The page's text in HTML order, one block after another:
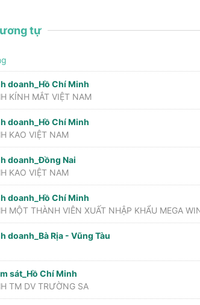
tự
doanh_Hồ Chí Minh
KÍNH MẮT VIỆT NAM
doanh_Hồ Chí Minh
KAO VIỆT NAM
doanh_Đồng Nai
KAO VIỆT NAM
doanh_Hồ Chí Minh
MỘT THÀNH VIÊN XUẤT NHẬP KHẨU MEGA
doanh_Bà Rịa - Vũng Tàu
sát_Hồ Chí Minh
TM DV TRƯỜNG SA